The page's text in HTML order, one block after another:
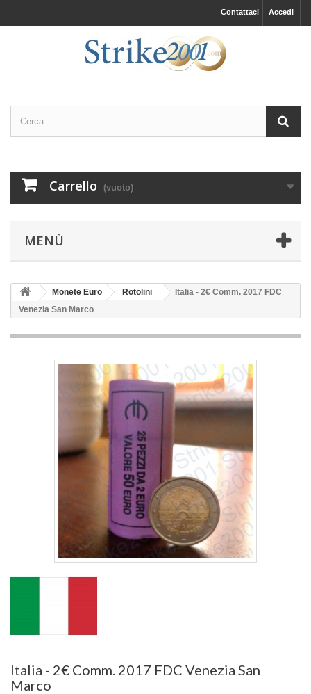
Accedi
Contattaci
Carrello (vuoto)
MENÙ
Monete Euro Rotolini
Italia - 2€ Comm. 2017 FDC
Venezia San Marco
Italia - 2€ Comm. 2017 FDC Venezia San
Marco